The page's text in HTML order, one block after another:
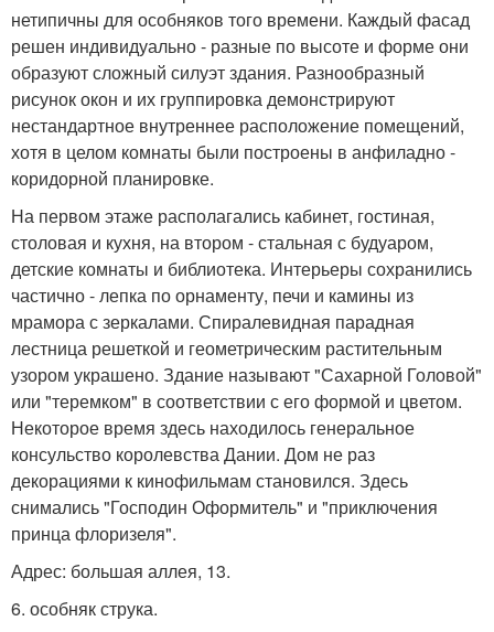
нетипичны для особняков того времени. Каждый фасад
решен индивидуально - разные по высоте и форме они
образуют сложный силуэт здания. Разнообразный
рисунок окон и их группировка демонстрируют
нестандартное внутреннее расположение помещений,
хотя в целом комнаты были построены в анфиладно -
коридорной планировке.
На первом этаже располагались кабинет, гостиная,
столовая и кухня, на втором - стальная с будуаром,
детские комнаты и библиотека. Интерьеры сохранились
частично - лепка по орнаменту, печи и камины из
мрамора с зеркалами. Спиралевидная парадная
лестница решеткой и геометрическим растительным
узором украшено. Здание называют "Сахарной Головой"
или "теремком" в соответствии с его формой и цветом.
Некоторое время здесь находилось генеральное
консульство королевства Дании. Дом не раз
декорациями к кинофильмам становился. Здесь
снимались "Господин Оформитель" и "приключения
принца флоризеля".
Адрес: большая аллея, 13.
6. особняк струка.